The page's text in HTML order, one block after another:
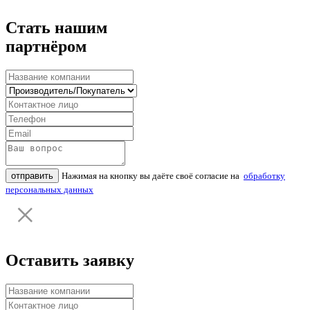
Стать нашим
партнёром
отправить Нажимая на кнопку вы даёте своё согласие на обработку
персональных данных
Оставить заявку